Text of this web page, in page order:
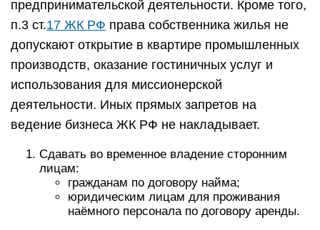
предпринимательской деятельности. Кроме того,
п.3 ст.17 ЖК РФ права собственника жилья не
допускают открытие в квартире промышленных
производств, оказание гостиничных услуг и
использования для миссионерской
деятельности. Иных прямых запретов на
ведение бизнеса ЖК РФ не накладывает.
Сдавать во временное владение сторонним
лицам:
гражданам по договору найма;
юридическим лицам для проживания
наёмного персонала по договору аренды.